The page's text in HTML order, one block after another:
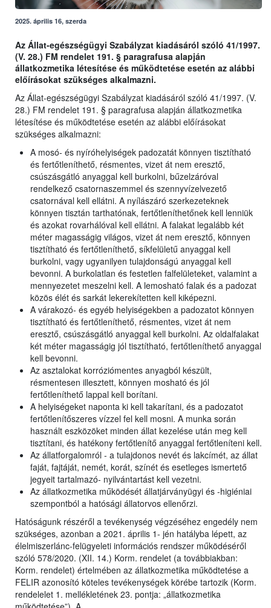
2025. április 16, szerda
Az Állat-egészségügyi Szabályzat kiadásáról szóló 41/1997.
(V. 28.) FM rendelet 191. § paragrafusa alapján
állatkozmetika létesítése és működtetése esetén az alábbi
előírásokat szükséges alkalmazni.
Az Állat-egészségügyi Szabályzat kiadásáról szóló 41/1997. (V.
28.) FM rendelet 191. § paragrafusa alapján állatkozmetika
létesítése és működtetése esetén az alábbi előírásokat
szükséges alkalmazni:
A mosó- és nyíróhelyiségek padozatát könnyen tisztítható
és fertőtleníthető, résmentes, vizet át nem eresztő,
csúszásgátló anyaggal kell burkolni, bűzelzáróval
rendelkező csatornaszemmel és szennyvízelvezető
csatornával kell ellátni. A nyílászáró szerkezeteknek
könnyen tisztán tarthatónak, fertőtleníthetőnek kell lenniük
és azokat rovarhálóval kell ellátni. A falakat legalább két
méter magasságig világos, vizet át nem eresztő, könnyen
tisztítható és fertőtleníthető, síkfelületű anyaggal kell
burkolni, vagy ugyanilyen tulajdonságú anyaggal kell
bevonni. A burkolatlan és festetlen falfelületeket, valamint a
mennyezetet meszelni kell. A lemosható falak és a padozat
közös élét és sarkát lekerekítetten kell kiképezni.
A várakozó- és egyéb helyiségekben a padozatot könnyen
tisztítható és fertőtleníthető, résmentes, vizet át nem
eresztő, csúszásgátló anyaggal kell burkolni. Az oldalfalakat
két méter magasságig jól tisztítható, fertőtleníthető anyaggal
kell bevonni.
Az asztalokat korróziómentes anyagból készült,
résmentesen illesztett, könnyen mosható és jól
fertőtleníthető lappal kell borítani.
A helyiségeket naponta ki kell takarítani, és a padozatot
fertőtlenítőszeres vízzel fel kell mosni. A munka során
használt eszközöket minden állat kezelése után meg kell
tisztítani, és hatékony fertőtlenítő anyaggal fertőtleníteni kell.
Az állatforgalomról - a tulajdonos nevét és lakcímét, az állat
faját, fajtáját, nemét, korát, színét és esetleges ismertető
jegyeit tartalmazó- nyilvántartást kell vezetni.
Az állatkozmetika működését állatjárványügyi és -higiéniai
szempontból a hatósági állatorvos ellenőrzi.
Hatóságunk részéről a tevékenység végzéséhez engedély nem
szükséges, azonban a 2021. április 1- jén hatályba lépett, az
élelmiszerlánc-felügyeleti információs rendszer működéséről
szóló 578/2020. (XII. 14.) Korm. rendelet (a továbbiakban:
Korm. rendelet) értelmében az állatkozmetika működtetése a
FELIR azonosító köteles tevékenységek körébe tartozik (Korm.
rendelelet 1. mellékletének 23. pontja: „állatkozmetika